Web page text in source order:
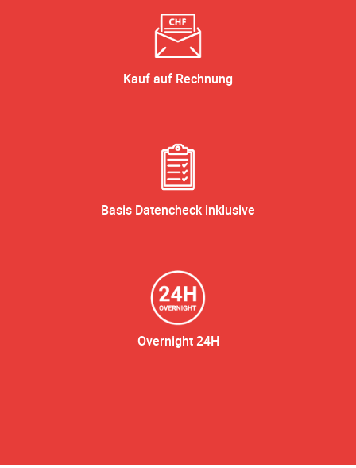
Kauf auf Rechnung
Basis Datencheck inklusive
Overnight 24H